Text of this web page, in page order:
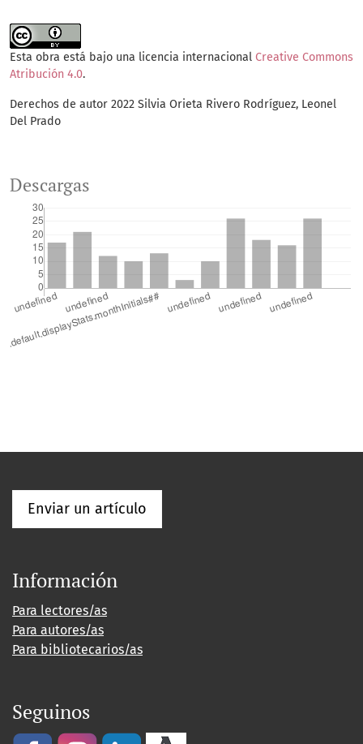
Esta obra está bajo una licencia internacional Creative Commons
Atribución 4.0.
Derechos de autor 2022 Silvia Orieta Rivero Rodríguez, Leonel
Del Prado
Descargas
Enviar un artículo
Información
Para lectores/as
Para autores/as
Para bibliotecarios/as
Seguinos